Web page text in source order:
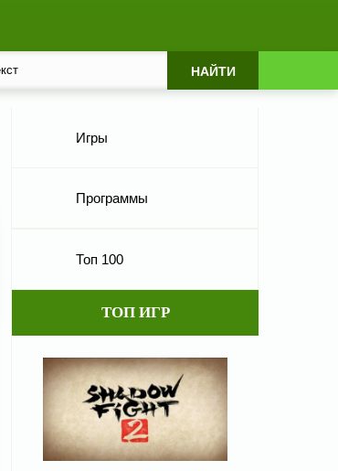
Игры
Программы
Топ 100
ТОП ИГР